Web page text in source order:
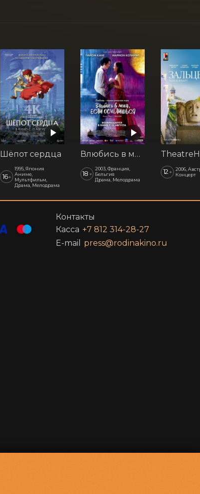
Шёпот сердца
16+
1995, Япония
Аниме,
Мультфильм,
Драма, Мелодрама
Влюбись в меня, если осмелишься
18 +
2003, Франция,
Бельгия
Драма, Мелодрама
12+
2006,
Концерт
Контакты
Касса +7 812 314-28-27
E-mail
press@rodinakino.ru